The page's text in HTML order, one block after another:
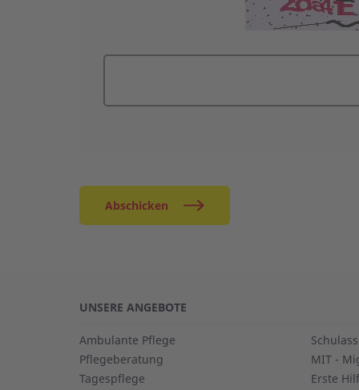
Abschicken
UNSERE ANGEBOTE
Ambulante Pflege
Pflegeberatung
Tagespflege
MIT -
Erste